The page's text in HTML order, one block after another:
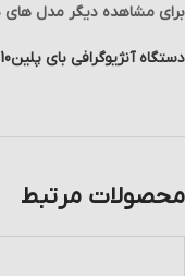
برای مشاهده دیگر مدل های
دستگاه آنژیوگرافی بای پلینAllura Xper FD10-10
محصولات مرتبط